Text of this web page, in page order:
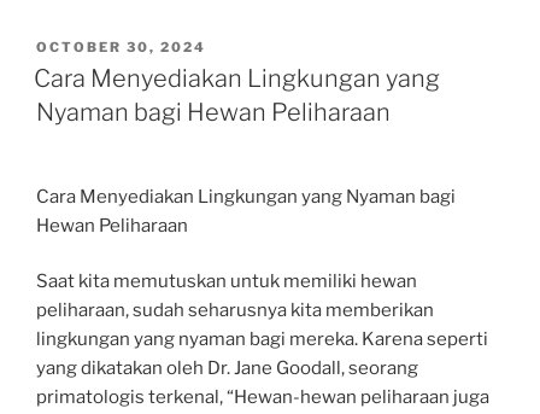
POSTED
ON
OCTOBER 30, 2024
Cara Menyediakan Lingkungan yang
Nyaman bagi Hewan Peliharaan
Cara Menyediakan Lingkungan yang Nyaman bagi
Hewan Peliharaan
Saat kita memutuskan untuk memiliki hewan
peliharaan, sudah seharusnya kita memberikan
lingkungan yang nyaman bagi mereka. Karena seperti
yang dikatakan oleh Dr. Jane Goodall, seorang
primatologis terkenal, “Hewan-hewan peliharaan juga